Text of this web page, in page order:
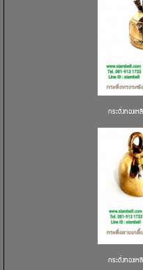
กระดิ่งทองเ
กระดิ่งทองเ